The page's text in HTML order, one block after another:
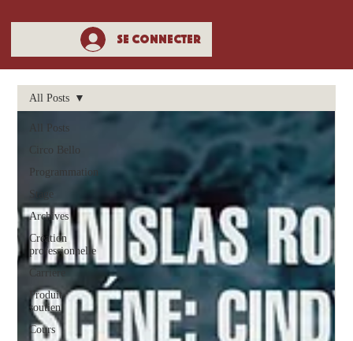
Se connecter
All Posts
Circo Bello
Programmation
Stage
Archives
Création
professionnelle
Carrière
Produit-
soutien
Cours
All Posts